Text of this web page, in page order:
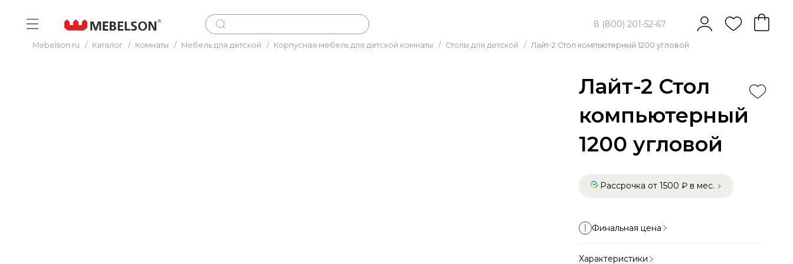
8 (800) 201-52-67
Mebelson.ru / Каталог / Комнаты / Мебель для детской / Корпусная мебель для детской комнаты / Столы для детской / Лайт-2 Стол компьютерный 1200 угловой
Лайт-2 Стол
компьютерный
1200 угловой
Рассрочка от 1500 ₽ в мес.
Финальная цена
Характеристики